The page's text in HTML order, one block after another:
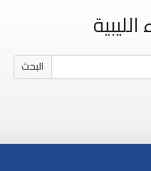
البحث